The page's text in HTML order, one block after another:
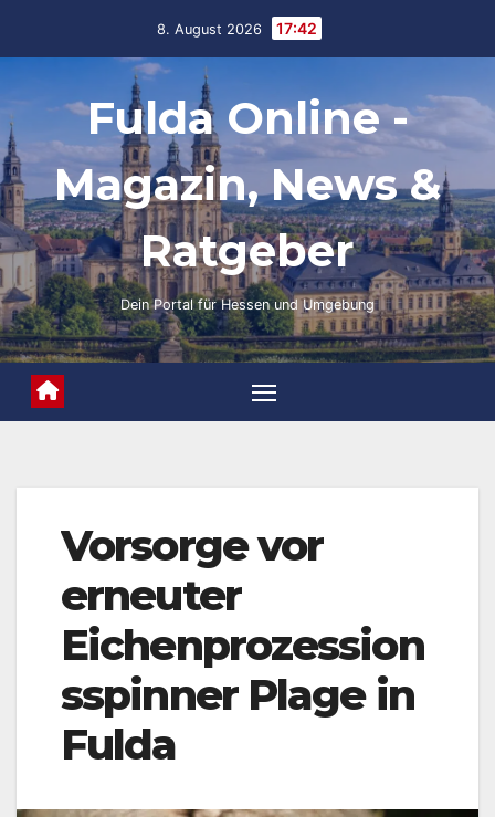
8. August 2026 17:42
Fulda Online -
Magazin, News &
Ratgeber
Dein Portal für Hessen und Umgebung
Vorsorge vor
erneuter
Eichenprozession
sspinner Plage in
Fulda